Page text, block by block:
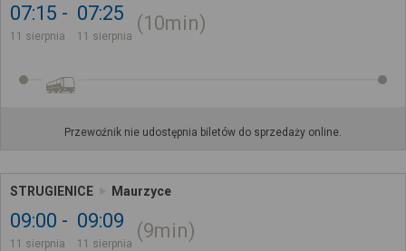
07:15
11 sierpnia
07:25
11 sierpnia
10min
Przewoźnik nie udostępnia biletów do sprzedaży online.
STRUGIENICE Maurzyce
09:00
11 sierpnia
09:09
11 sierpnia
9min